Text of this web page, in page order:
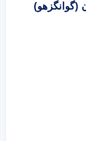
(گوانگزهو)